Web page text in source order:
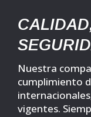
Nuestra
cumplimiento
vigentes.